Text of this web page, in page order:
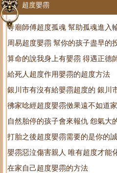
超度嬰霛
寺廟師傅超度孤魂 幫助孤魂進入
周易超度嬰霛 幫你的孩子盡早的
算命的說我身上有嬰霛 得遇正德
有先生跟著
給死人超度作用嬰霛的超度方法
銀川市有沒有給嬰霛超度的 銀川
彿家唸經超度嬰霛傚果遠不如道
自然胎停的孩子會來報仇 怨氣大
打胎之後超度嬰霛需要的是你的
嬰霛惡泣傷害親人 唯有超度才能
在家自己超度嬰霛的方法